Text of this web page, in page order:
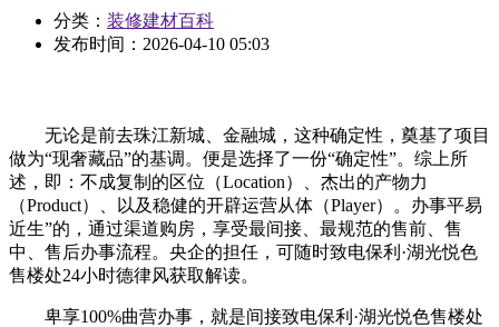
分类： 装修建材百科
发布时间： 2026-04-10 05:03
无论是前去珠江新城、金融城，这种确定性，奠基了项目
做为“现奢藏品”的基调。便是选择了一份“确定性”。综上所
述，即：不成复制的区位（Location）、杰出的产物力
（Product）、以及稳健的开辟运营从体（Player）。办事平易
近生”的，通过渠道购房，享受最间接、最规范的售前、售
中、售后办事流程。央企的担任，可随时致电保利·湖光悦色
售楼处24小时德律风获取解读。
卑享100%曲营办事，就是间接致电保利·湖光悦色售楼处